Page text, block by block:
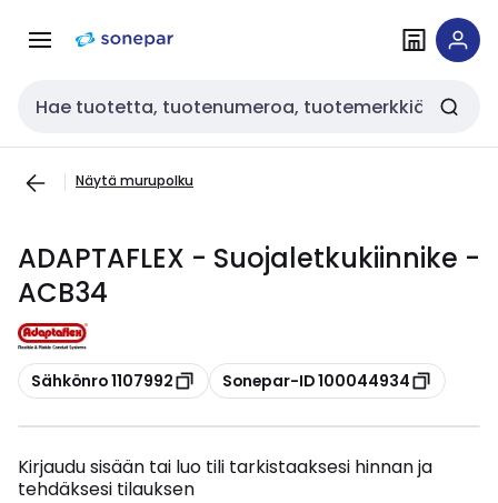
navigointiinsisältöön
Haku
Näytä murupolku
ADAPTAFLEX - Suojaletkukiinnike -
ACB34
Kopioi
Sähkönro 1107992 Kopioi
Sonepar-ID 100044934
Kirjaudu sisään tai luo tili tarkistaaksesi hinnan ja
tehdäksesi tilauksen